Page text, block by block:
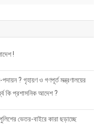
!
পদায়ন ? গৃহায়ণ ও গণপূর্ত মন্ত্রণালয়ের
কি প্রশাসনিক আদেশ ?
ভেতর-বাইরে কারা ছড়াচ্ছে